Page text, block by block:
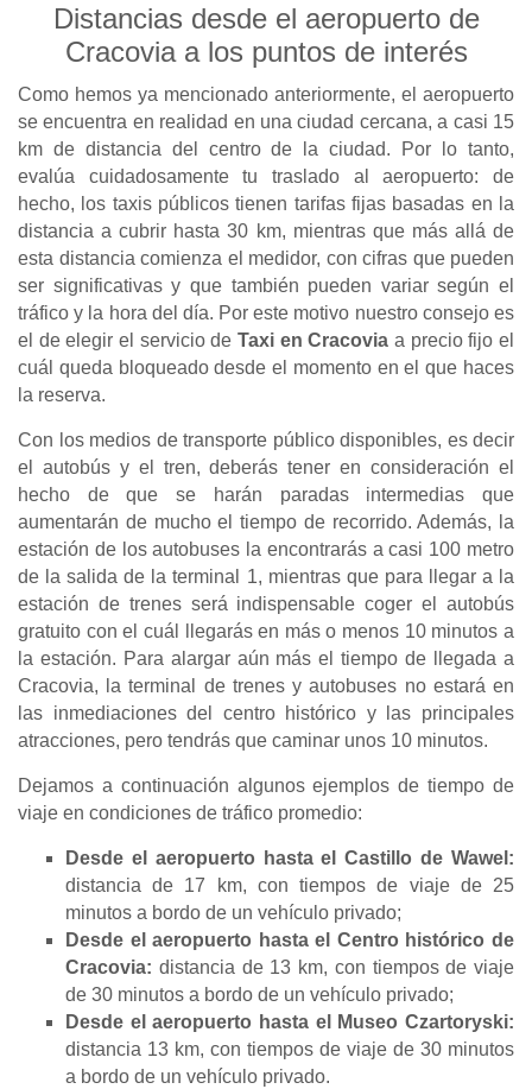
Distancias desde el aeropuerto de
Cracovia a los puntos de interés
Como hemos ya mencionado anteriormente, el aeropuerto
se encuentra en realidad en una ciudad cercana, a casi 15
km de distancia del centro de la ciudad. Por lo tanto,
evalúa cuidadosamente tu traslado al aeropuerto: de
hecho, los taxis públicos tienen tarifas fijas basadas en la
distancia a cubrir hasta 30 km, mientras que más allá de
esta distancia comienza el medidor, con cifras que pueden
ser significativas y que también pueden variar según el
tráfico y la hora del día. Por este motivo nuestro consejo es
el de elegir el servicio de Taxi en Cracovia a precio fijo el
cuál queda bloqueado desde el momento en el que haces
la reserva.
Con los medios de transporte público disponibles, es decir
el autobús y el tren, deberás tener en consideración el
hecho de que se harán paradas intermedias que
aumentarán de mucho el tiempo de recorrido. Además, la
estación de los autobuses la encontrarás a casi 100 metro
de la salida de la terminal 1, mientras que para llegar a la
estación de trenes será indispensable coger el autobús
gratuito con el cuál llegarás en más o menos 10 minutos a
la estación. Para alargar aún más el tiempo de llegada a
Cracovia, la terminal de trenes y autobuses no estará en
las inmediaciones del centro histórico y las principales
atracciones, pero tendrás que caminar unos 10 minutos.
Dejamos a continuación algunos ejemplos de tiempo de
viaje en condiciones de tráfico promedio:
Desde el aeropuerto hasta el Castillo de Wawel:
distancia de 17 km, con tiempos de viaje de 25
minutos a bordo de un vehículo privado;
Desde el aeropuerto hasta el Centro histórico de
Cracovia: distancia de 13 km, con tiempos de viaje
de 30 minutos a bordo de un vehículo privado;
Desde el aeropuerto hasta el Museo Czartoryski:
distancia 13 km, con tiempos de viaje de 30 minutos
a bordo de un vehículo privado.